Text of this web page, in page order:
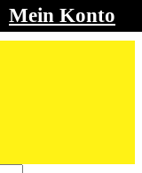
Mein Konto